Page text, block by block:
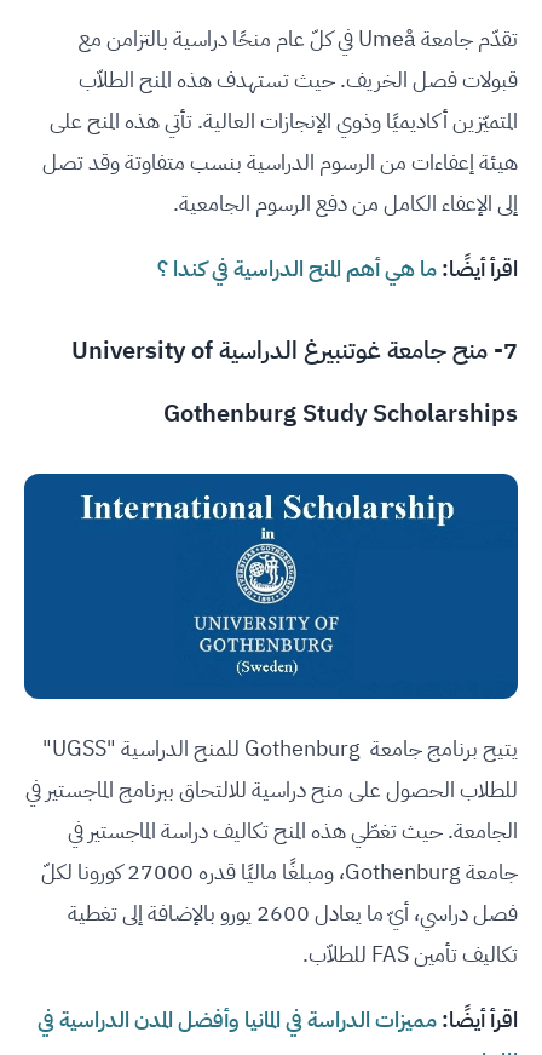
تقدّم جامعة Umeå في كلّ عام منحًا دراسية بالتزامن مع
قبولات فصل الخريف. حيث تستهدف هذه المنح الطلاّب
المتميّزين أكاديميًا وذوي الإنجازات العالية. تأتي هذه المنح على
هيئة إعفاءات من الرسوم الدراسية بنسب متفاوتة وقد تصل
إلى الإعفاء الكامل من دفع الرسوم الجامعية.
اقرأ أيضًا:ما هي أهم المنح الدراسية في كندا ؟
7- منح جامعة غوتنبيرغ الدراسية University of
Gothenburg Study Scholarships
يتيح برنامج جامعة Gothenburg للمنح الدراسية "UGSS"
للطلاب الحصول على منح دراسية للالتحاق ببرنامج الماجستير في
الجامعة. حيث تغطّي هذه المنح تكاليف دراسة الماجستير في
جامعة Gothenburg، ومبلغًا ماليًا قدره 27000 كورونا لكلّ
فصل دراسي، أيّ ما يعادل 2600 يورو بالإضافة إلى تغطية
تكاليف تأمين FAS للطلاّب.
اقرأ أيضًا:مميزات الدراسة في المانيا وأفضل المدن الدراسية في